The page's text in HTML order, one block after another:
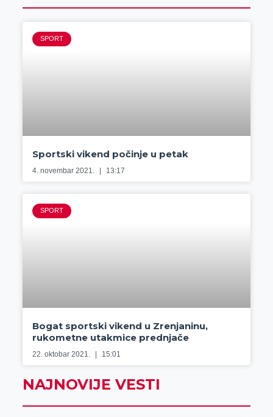
SPORT
Sportski vikend počinje u petak
4. novembar 2021. 13:17
SPORT
Bogat sportski vikend u Zrenjaninu,
rukometne utakmice prednjače
22. oktobar 2021. 15:01
NAJNOVIJE VESTI